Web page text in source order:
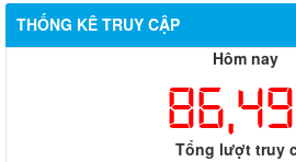
THỐNG KÊ TRUY CẬP
Hôm nay
Tổng lượt truy